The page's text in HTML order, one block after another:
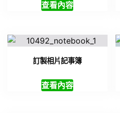
查看內容
訂製相片記事簿
查看內容